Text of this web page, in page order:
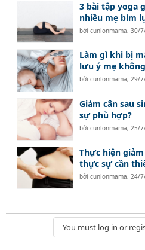
3 bài tập yoga
nhiều mẹ bỉm
bởicunlonmama,30/
Làm gì khi bị
lưu ý mẹ
bởicunlonmama,29/
Giảm cân sau
sự phù hợp?
bởicunlonmama, 25/
Thực hiện
thực sự cần
bởicunlonmama, 24/
You must log in or